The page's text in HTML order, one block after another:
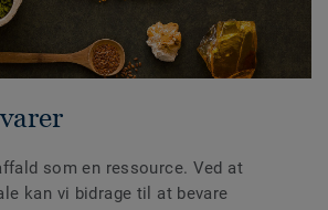
som en ressource. Ved at
kan vi bidrage til at bevare